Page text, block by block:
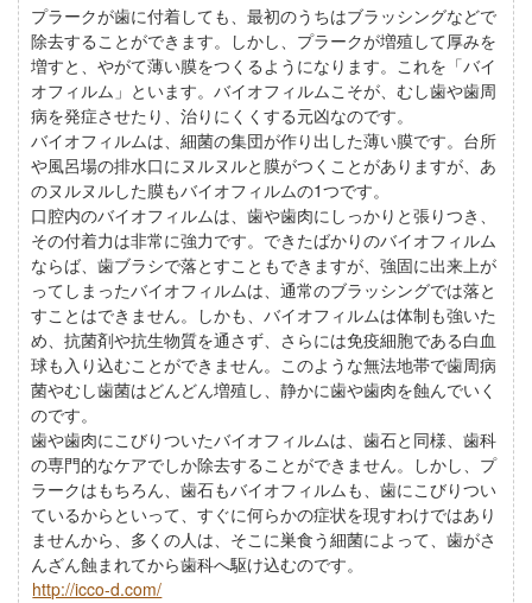
プラークが歯に付着しても、最初のうちはブラッシングなどで
除去することができます。しかし、プラークが増殖して厚みを
増すと、やがて薄い膜をつくるようになります。これを「バイ
オフィルム」といます。バイオフィルムこそが、むし歯や歯周
病を発症させたり、治りにくくする元凶なのです。
バイオフィルムは、細菌の集団が作り出した薄い膜です。台所
や風呂場の排水口にヌルヌルと膜がつくことがありますが、あ
のヌルヌルした膜もバイオフィルムの1つです。
口腔内のバイオフィルムは、歯や歯肉にしっかりと張りつき、
その付着力は非常に強力です。できたばかりのバイオフィルム
ならば、歯ブラシで落とすこともできますが、強固に出来上が
ってしまったバイオフィルムは、通常のブラッシングでは落と
すことはできません。しかも、バイオフィルムは体制も強いた
め、抗菌剤や抗生物質を通さず、さらには免疫細胞である白血
球も入り込むことができません。このような無法地帯で歯周病
菌やむし歯菌はどんどん増殖し、静かに歯や歯肉を蝕んでいく
のです。
歯や歯肉にこびりついたバイオフィルムは、歯石と同様、歯科
の専門的なケアでしか除去することができません。しかし、プ
ラークはもちろん、歯石もバイオフィルムも、歯にこびりつい
ているからといって、すぐに何らかの症状を現すわけではあり
ませんから、多くの人は、そこに巣食う細菌によって、歯がさ
んざん蝕まれてから歯科へ駆け込むのです。
http://icco-d.com/